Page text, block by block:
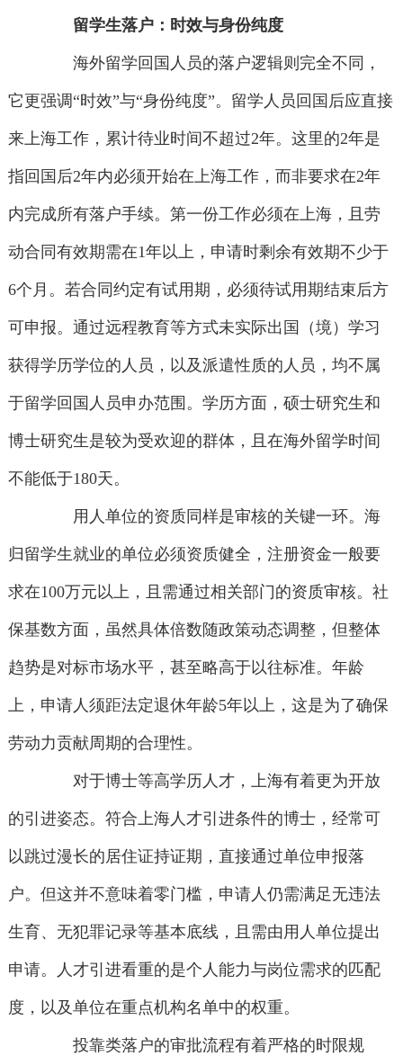
留学生落户：时效与身份纯度
海外留学回国人员的落户逻辑则完全不同，
它更强调“时效”与“身份纯度”。留学人员回国后应直接
来上海工作，累计待业时间不超过2年。这里的2年是
指回国后2年内必须开始在上海工作，而非要求在2年
内完成所有落户手续。第一份工作必须在上海，且劳
动合同有效期需在1年以上，申请时剩余有效期不少于
6个月。若合同约定有试用期，必须待试用期结束后方
可申报。通过远程教育等方式未实际出国（境）学习
获得学历学位的人员，以及派遣性质的人员，均不属
于留学回国人员申办范围。学历方面，硕士研究生和
博士研究生是较为受欢迎的群体，且在海外留学时间
不能低于180天。
用人单位的资质同样是审核的关键一环。海
归留学生就业的单位必须资质健全，注册资金一般要
求在100万元以上，且需通过相关部门的资质审核。社
保基数方面，虽然具体倍数随政策动态调整，但整体
趋势是对标市场水平，甚至略高于以往标准。年龄
上，申请人须距法定退休年龄5年以上，这是为了确保
劳动力贡献周期的合理性。
对于博士等高学历人才，上海有着更为开放
的引进姿态。符合上海人才引进条件的博士，经常可
以跳过漫长的居住证持证期，直接通过单位申报落
户。但这并不意味着零门槛，申请人仍需满足无违法
生育、无犯罪记录等基本底线，且需由用人单位提出
申请。人才引进看重的是个人能力与岗位需求的匹配
度，以及单位在重点机构名单中的权重。
投靠类落户的审批流程有着严格的时限规